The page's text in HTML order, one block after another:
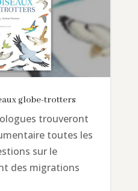
globe-trotters
trouveront
toutes les
sur le
des migrations